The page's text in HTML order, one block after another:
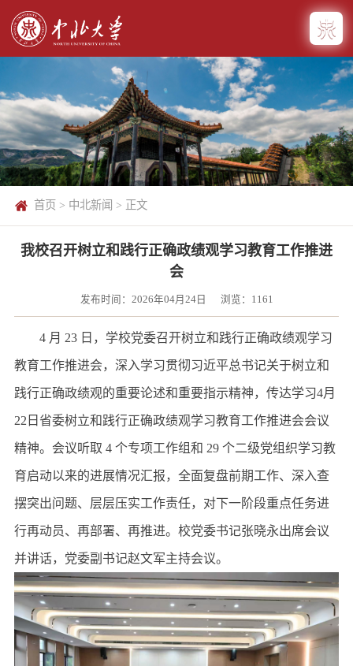
首页 > 中北新闻 > 正文
我校召开树立和践行正确政绩观学习教育工作推进
会
发布时间：2026年04月24日 浏览： 1161
4 月 23 日，学校党委召开树立和践行正确政绩观学习
教育工作推进会，深入学习贯彻习近平总书记关于树立和
践行正确政绩观的重要论述和重要指示精神，传达学习4月
22日省委树立和践行正确政绩观学习教育工作推进会会议
精神。会议听取 4 个专项工作组和 29 个二级党组织学习教
育启动以来的进展情况汇报，全面复盘前期工作、深入查
摆突出问题、层层压实工作责任，对下一阶段重点任务进
行再动员、再部署、再推进。校党委书记张晓永出席会议
并讲话，党委副书记赵文军主持会议。